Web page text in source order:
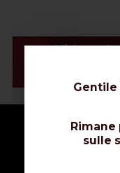
Video e
Gentile
sulle